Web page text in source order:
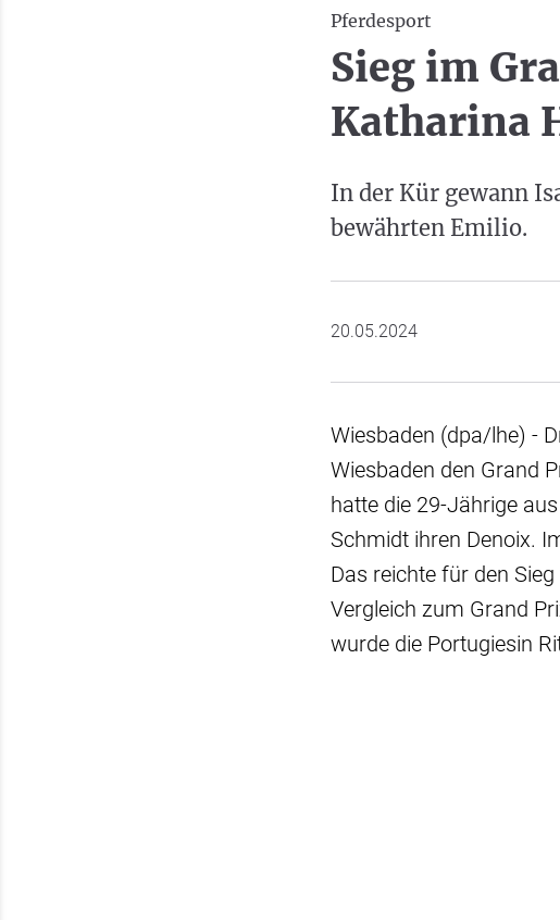
Pferdesport
Sieg im
Katharina
In der Kür gewann
bewährten Emilio.
20.05.2024
Wiesbaden (dpa/lhe) -
Wiesbaden den Grand
hatte die 29-Jährige
Schmidt ihren Denoix.
Das reichte für den
Vergleich zum Grand
wurde die Portugiesin